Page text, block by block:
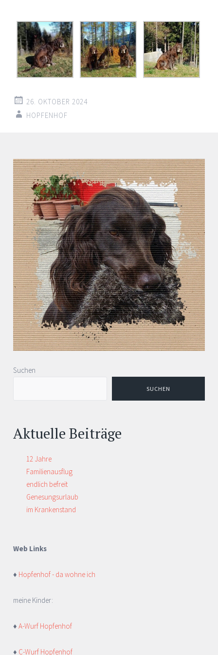
26. OKTOBER 2024
HOPFENHOF
Suchen
SUCHEN
Aktuelle Beiträge
12 Jahre
Familienausflug
endlich befreit
Genesungsurlaub
im Krankenstand
Web Links
♦ Hopfenhof - da wohne ich
meine Kinder:
♦ A-Wurf Hopfenhof
♦ C-Wurf Hopfenhof